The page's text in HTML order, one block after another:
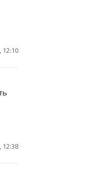
12:10
12:38